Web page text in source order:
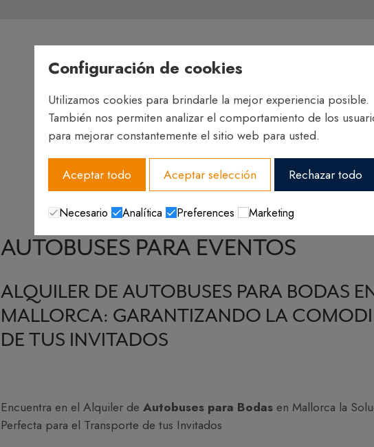
AUTOBUSES PARA EVENTOS
ALQUILER DE AUTOBUSES PARA BODAS
MALLORCA: GARANTIZANDO LA
DE TUS INVITADOS
Encuentra en el Alquiler de Autobuses para Bodasen Mallorca la
Perfecta para el Transporte de tus Invitados
Configuración de cookies
Utilizamos cookies para brindarle la mejor experiencia posible.
También nos permiten analizar el comportamiento de los
para mejorar constantemente el sitio web para usted.
Aceptar todo Aceptar selección Rechazar todo
Necesario Analítica Preferences Marketing